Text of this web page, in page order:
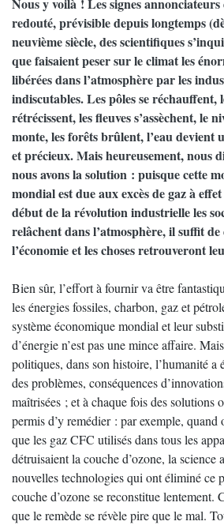
redouté, prévisible depuis longtemps
neuvième siècle, des scientifiques
que faisaient peser sur le climat les
libérées dans l’atmosphère par les
indiscutables. Les pôles se réchauffent,
rétrécissent, les fleuves s’assèchent, le
monte, les forêts brûlent, l’eau
et précieux. Mais heureusement, nous
nous avons la solution : puisque cette
mondial est due aux excès de gaz à
début de la révolution industrielle les
relâchent dans l’atmosphère, il suffit
l’économie et les choses retrouveront
Bien sûr, l’effort à fournir va être
les énergies fossiles, charbon, gaz et
système économique mondial et leur
d’énergie n’est pas une mince affaire.
politiques, dans son histoire, l’humanité a
des problèmes, conséquences
maîtrisées ; et à chaque fois des solutions
permis d’y remédier : par exemple, quand
que les gaz CFC utilisés dans tous les
détruisaient la couche d’ozone, la science
nouvelles technologies qui ont éliminé ce
couche d’ozone se reconstitue lentement.
que le remède se révèle pire que le mal.